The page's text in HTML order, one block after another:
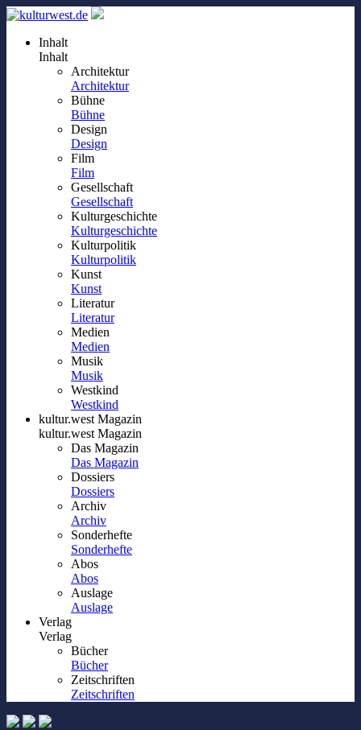
Inhalt
Inhalt
Architektur
Architektur
Bühne
Bühne
Design
Design
Film
Film
Gesellschaft
Gesellschaft
Kulturgeschichte
Kulturgeschichte
Kulturpolitik
Kulturpolitik
Kunst
Kunst
Literatur
Literatur
Medien
Medien
Musik
Musik
Westkind
Westkind
kultur.west Magazin
kultur.west Magazin
Das Magazin
Das Magazin
Dossiers
Dossiers
Archiv
Archiv
Sonderhefte
Sonderhefte
Abos
Abos
Auslage
Auslage
Verlag
Verlag
Bücher
Bücher
Zeitschriften
Zeitschriften